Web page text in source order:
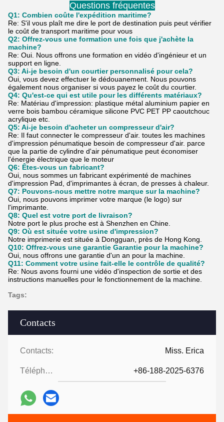
Contacts
Contacts: Miss. Erica
Téléphone: +86-188-2025-6376
Questions fréquentes
Q1: Combien coûte l'expédition maritime?
Re: S'il vous plaît me dire le port de destination puis peut vérifier
le coût de transport maritime pour vous
Q2: Offrez-vous une formation une fois que j'achète la
machine?
Re: Oui. Nous offrons une formation en vidéo d'ingénieur et un
support en ligne.
Q3: Ai-je besoin d'un courtier personnalisé pour cela?
Oui, vous devez effectuer le dédouanement. Nous pouvons
également nous organiser si vous payez le coût du courtier.
Q4: Qu'est-ce qui est utile pour les différents matériaux?
Re: Matériau d'impression: plastique métal aluminium papier en
verre bois bambou céramique silicone PVC PET PP caoutchouc
acrylique etc.
Q5: Ai-je besoin d'acheter un compresseur d'air?
Re: Il faut connecter le compresseur d'air. toutes les machines
d'impression pénumatique besoin de compresseur d'air. parce
que la partie de cylindre d'air pénumatique peut économiser
l'énergie électrique que le moteur
Q6: Êtes-vous un fabricant?
Oui, nous sommes un fabricant expérimenté de machines
d'impression Pad, d'imprimantes à écran, de presses à chaleur.
Q7: Pouvons-nous mettre notre marque sur la machine?
Oui, nous pouvons imprimer votre marque (le logo) sur
l'imprimante.
Q8: Quel est votre port de livraison?
Notre port le plus proche est à Shenzhen en Chine.
Q9: Où est située votre usine d'impression?
Notre imprimerie est située à Dongguan, près de Hong Kong.
Q10: Offrez-vous une garantie Garantie pour la machine?
Oui, nous offrons une garantie d'un an pour la machine.
Q11: Comment votre usine fait-elle le contrôle de qualité?
Re: Nous avons fourni une vidéo d'inspection de sortie et des
instructions manuelles pour le fonctionnement de la machine.
Tags: